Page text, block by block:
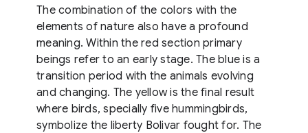
The combination of the colors with the
elements of nature also have a profound
meaning. Within the red section primary
beings refer to an early stage. The blue is a
transition period with the animals evolving
and changing. The yellow is the final result
where birds, specially five hummingbirds,
symbolize the liberty Bolivar fought for. The